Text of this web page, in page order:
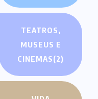
TEATROS,
MUSEUS E
CINEMAS(2)